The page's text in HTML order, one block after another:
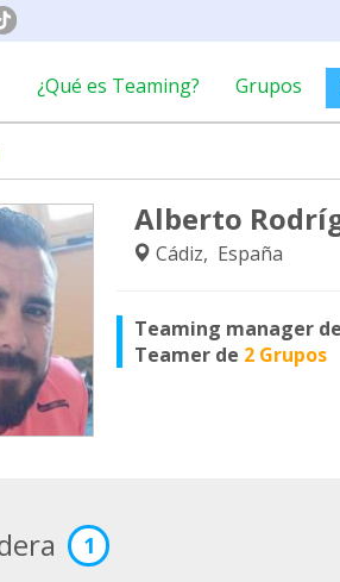
¿Qué es Teaming? Grupos
Alberto
Cádiz, España
Teaming manager de
Teamer de 2 Grupos
1